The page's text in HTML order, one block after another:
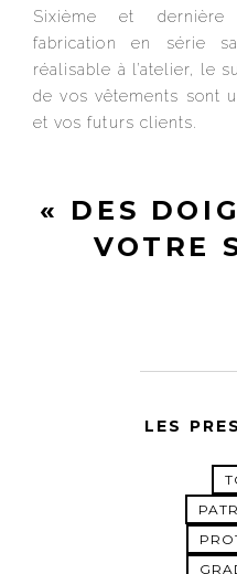
Sixième et dernière
fabrication en série
réalisable à l’atelier, le
de vos vêtements sont
et vos futurs clients.
« DES
VOTRE
LES